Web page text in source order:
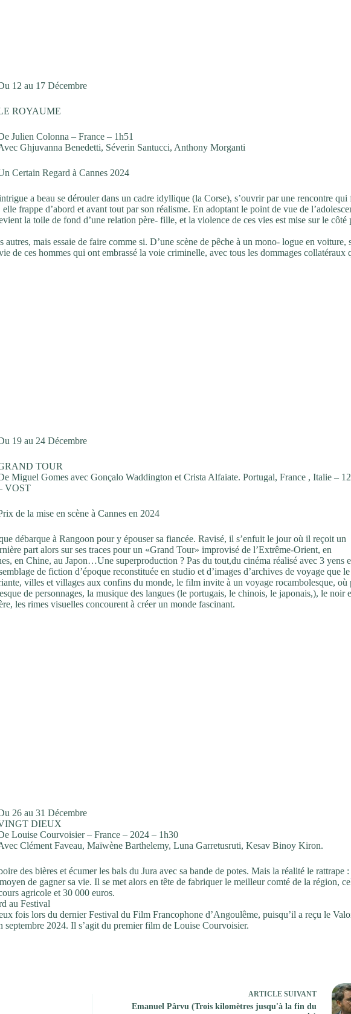
12 au 17 Décembre
ROYAUME
Julien Colonna – France – 1h51
Ghjuvanna Benedetti, Séverin Santucci, Anthony Morganti
Certain Regard à Cannes 2024
a beau se dérouler dans un cadre idyllique (la Corse), s’ouvrir par une rencontre qui
frappe d’abord et avant tout par son réalisme. En adoptant le point de vue de
la toile de fond d’une relation père- fille, et la violence de ces vies est mise sur le côté
autres, mais essaie de faire comme si. D’une scène de pêche à un mono- logue en voiture,
de ces hommes qui ont embrassé la voie criminelle, avec tous les dommages collatéraux
19 au 24 Décembre
TOUR
Miguel Gomes avec Gonçalo Waddington et Crista Alfaiate. Portugal, France , Italie –
VOST
de la mise en scène à Cannes en 2024
débarque à Rangoon pour y épouser sa fiancée. Ravisé, il s’enfuit le jour où il reçoit un
part alors sur ses traces pour un «Grand Tour» improvisé de l’Extrême-Orient, en
en Chine, au Japon…Une superproduction ? Pas du tout,du cinéma réalisé avec 3 yens
de fiction d’époque reconstituée en studio et d’images d’archives de voyage que le
villes et villages aux confins du monde, le film invite à un voyage rocambolesque, où
de personnages, la musique des langues (le portugais, le chinois, le japonais,), le noir
les rimes visuelles concourent à créer un monde fascinant.
26 au 31 Décembre
DIEUX
Louise Courvoisier – France – 2024 – 1h30
Clément Faveau, Maïwène Barthelemy, Luna Garretusruti, Kesav Binoy Kiron.
des bières et écumer les bals du Jura avec sa bande de potes. Mais la réalité le rattrape
de gagner sa vie. Il se met alors en tête de fabriquer le meilleur comté de la région,
agricole et 30 000 euros.
au Festival
fois lors du dernier Festival du Film Francophone d’Angoulême, puisqu’il a reçu le
septembre 2024. Il s’agit du premier film de Louise Courvoisier.
ARTICLE SUIVANT
Emanuel Pârvu (Trois kilomètres jusqu'à la fin du